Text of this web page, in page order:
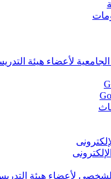
لأعضاء هيئة
لأعضاء هيئة التدريس